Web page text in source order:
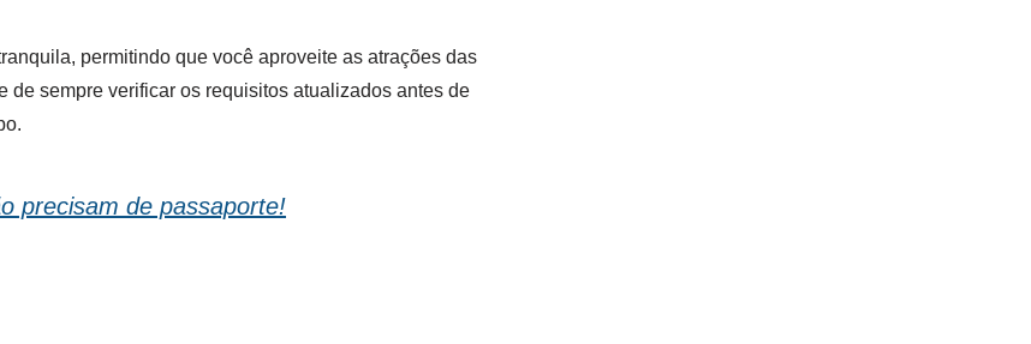
permitindo que você aproveite as atrações das
sempre verificar os requisitos atualizados antes de
precisam de passaporte!